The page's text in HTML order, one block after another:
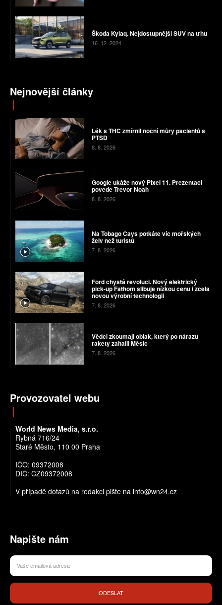
Škoda Kylaq. Nejdostupnější SUV na trhu
16. 12. 2024
Nejnovější články
Lék s THC zmírnil noční můry pacientů s
PTSD
8. 8. 2026
Google ukáže nový Pixel 11. Prezentaci
povede Trevor Noah
8. 8. 2026
Na Tobago Cays potkáte víc mořských
želv než turistů
7. 8. 2026
Ford chystá revoluci. Nový elektrický
pick-up Fathom slibuje nízkou cenu i zcela
novou výrobní technologii
7. 8. 2026
Vědci zkoumají oblak, který po nárazu
rakety zahalil Měsíc
7. 8. 2026
Provozovatel webu
World News Media, s.r.o.
Rybná 716/24
Staré Město, 110 00 Praha
IČO: 09372008
DIČ: CZ09372008
V případě dotazů na redakci pište na info@wn24.cz
Napište nám
ODESLAT